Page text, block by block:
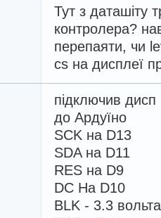
Тут з даташіту
контролера?
перепаяти, чи
cs на дисплеї
підключив
до Ардуїно
SCK на D13
SDA на D11
RES на D9
DC На D10
BLK - 3.3 вольта